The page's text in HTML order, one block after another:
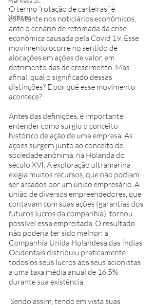
Notícias
O termo “rotação de carteiras” é
constante nos noticiários econômicos,
ante o cenário de retomada da crise
econômica causada pela Covid 19. Esse
movimento ocorre no sentido de
alocações em ações de valor, em
detrimento das de crescimento. Mas
afinal, qual o significado dessas
distinções? E por quê esse movimento
acontece?
Antes das definições, é importante
entender como surgiu o conceito
histórico de ação de uma empresa. As
ações surgem junto ao conceito de
sociedade anônima, na Holanda do
século XVI. A exploração ultramarina
exigia muitos recursos, que não podiam
ser arcados por um único empresário. A
união de diversos empreendedores, que
contavam com suas ações (garantias dos
futuros lucros da companhia), tornou
possível essa empreitada. O resultado
não poderia ter sido melhor: a
Companhia Unida Holandesa das Índias
Ocidentais distribuiu praticamente
todos os seus lucros aos seus acionistas
a uma taxa média anual de 16,5%
durante sua existência.